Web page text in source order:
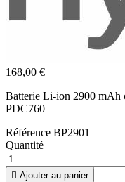
168,00 €
Batterie Li-ion 2900 mAh
PDC760
Référence BP2901
Quantité
 Ajouter au panier